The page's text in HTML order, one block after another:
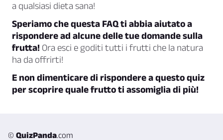
a qualsiasi dieta sana!
Speriamo che questa FAQ ti abbia aiutato a
rispondere ad alcune delle tue domande sulla
frutta! Ora esci e goditi tutti i frutti che la natura
ha da offrirti!
E non dimenticare di rispondere a questo quiz
per scoprire quale frutto ti assomiglia di più!
© QuizPanda.com